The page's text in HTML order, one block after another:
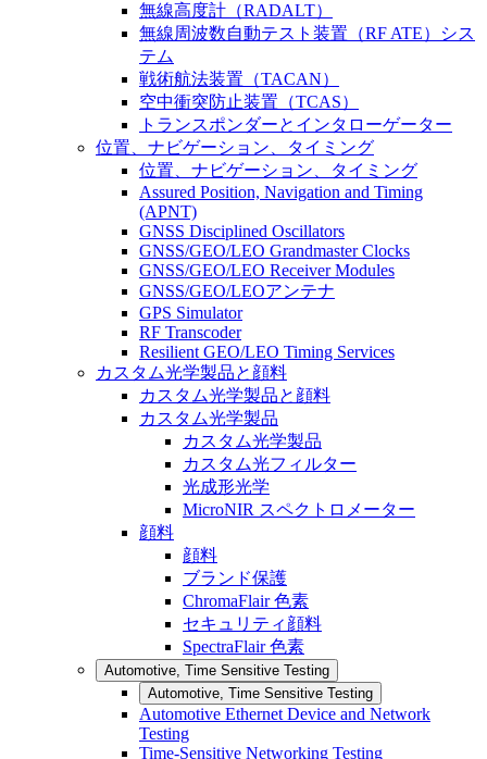
無線高度計（RADALT）
無線周波数自動テスト装置（RF ATE）シス
テム
戦術航法装置（TACAN）
空中衝突防止装置（TCAS）
トランスポンダーとインタローゲーター
位置、ナビゲーション、タイミング
位置、ナビゲーション、タイミング
Assured Position, Navigation and Timing
(APNT)
GNSS Disciplined Oscillators
GNSS/GEO/LEO Grandmaster Clocks
GNSS/GEO/LEO Receiver Modules
GNSS/GEO/LEOアンテナ
GPS Simulator
RF Transcoder
Resilient GEO/LEO Timing Services
カスタム光学製品と顔料
カスタム光学製品と顔料
カスタム光学製品
カスタム光学製品
カスタム光フィルター
光成形光学
MicroNIR スペクトロメーター
顔料
顔料
ブランド保護
ChromaFlair 色素
セキュリティ顔料
SpectraFlair 色素
Automotive, Time Sensitive Testing
Automotive, Time Sensitive Testing
Automotive Ethernet Device and Network
Testing
Time-Sensitive Networking Testing